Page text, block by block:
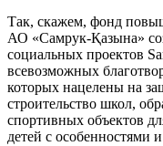
Так, скажем, фонд
АО «Самрук-Қазына»
социальных проектов
всевозможных
которых нацелены на
строительство школ,
спортивных объектов
детей с особенностями